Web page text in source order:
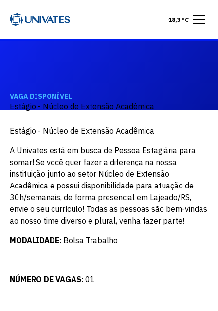
18,3 °C
VAGA DISPONÍVEL
Estágio - Núcleo de Extensão Acadêmica
Estágio - Núcleo de Extensão Acadêmica
A Univates está em busca de Pessoa Estagiária para
somar! Se você quer fazer a diferença na nossa
instituição junto ao setor Núcleo de Extensão
Acadêmica e possui disponibilidade para atuação de
30h/semanais, de forma presencial em Lajeado/RS,
envie o seu currículo! Todas as pessoas são bem-vindas
ao nosso time diverso e plural, venha fazer parte!
MODALIDADE: Bolsa Trabalho
NÚMERO DE VAGAS: 01